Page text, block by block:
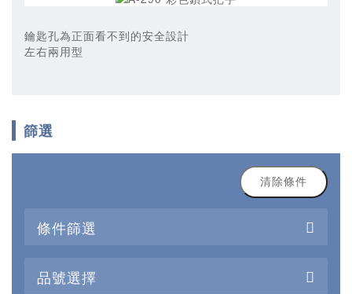
鑰匙孔為正面看不到的安全設計
左右兩用型
篩選
清除條件
條件篩選
品號選擇